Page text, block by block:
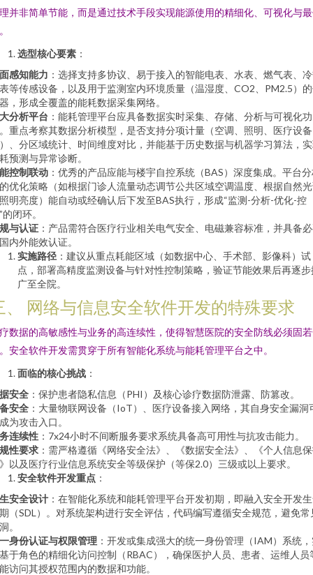
并非简单节能，而是通过技术手段实现能源使用的精细化、可视化与
选型核心要素 ：
感知能力 ：选择支持多协议、易于接入的智能电表、水表、燃气表、
等传感设备，以及用于监测室内环境质量（温湿度、CO2、PM2.5）
，形成全覆盖的能耗数据采集网络。
分析平台 ：能耗管理平台应具备数据实时采集、存储、分析与可视化功
重点考察其数据分析模型，是否支持分项计量（空调、照明、医疗设备
、分区域统计、时间维度对比，并能基于历史数据与机器学习算法，
预测与异常诊断。
控制联动 ：优秀的产品应能与楼宇自控系统（BAS）深度集成。平台
优化策略（如根据门诊人流量动态调节公共区域空调温度、根据自然
明亮度）能自动或经确认后下发至BAS执行，形成“监测-分析-优化-控
的闭环。
与认证 ：产品需符合医疗行业相关电气安全、电磁兼容标准，并具备
内外能效认证。
实施路径 ：建议从重点耗能区域（如数据中心、手术部、影像科）试
点，部署高精度监测设备与针对性控制策略，验证节能效果后再逐步
广至全院。
、 网络与信息安全软件开发的特殊要求
数据的高敏感性与业务的高连续性，使得智慧医院的安全防线必须固
安全软件开发需贯穿于所有智能化系统与能耗管理平台之中。
面临的核心挑战 ：
安全 ：保护患者隐私信息（PHI）及核心诊疗数据防泄露、防篡改。
安全 ：大量物联网设备（IoT）、医疗设备接入网络，其自身安全漏洞
为攻击入口。
连续性 ：7x24小时不间断服务要求系统具备高可用性与抗攻击能力。
性要求 ：需严格遵循《网络安全法》、《数据安全法》、《个人信息
以及医疗行业信息系统安全等级保护（等保2.0）三级或以上要求。
安全软件开发重点 ：
安全设计 ：在智能化系统和能耗管理平台开发初期，即融入安全开发
（SDL）。对系统架构进行安全评估，代码编写遵循安全规范，避免常
。
身份认证与权限管理 ：开发或集成强大的统一身份管理（IAM）系统
于角色的精细化访问控制（RBAC），确保医护人员、患者、运维人员
访问其授权范围内的数据和功能。